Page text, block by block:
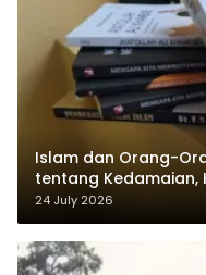
Islam dan Orang-
tentang Kedamaian,
dalam Pemikiran
24 July 2026